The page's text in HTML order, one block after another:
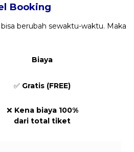
Booking
berubah sewaktu-waktu. Maka
Biaya
✅ Gratis (FREE)
❌ Kena biaya 100%
dari total tiket